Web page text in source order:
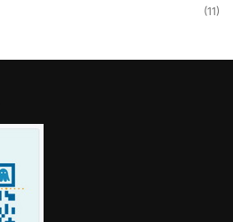
(11)